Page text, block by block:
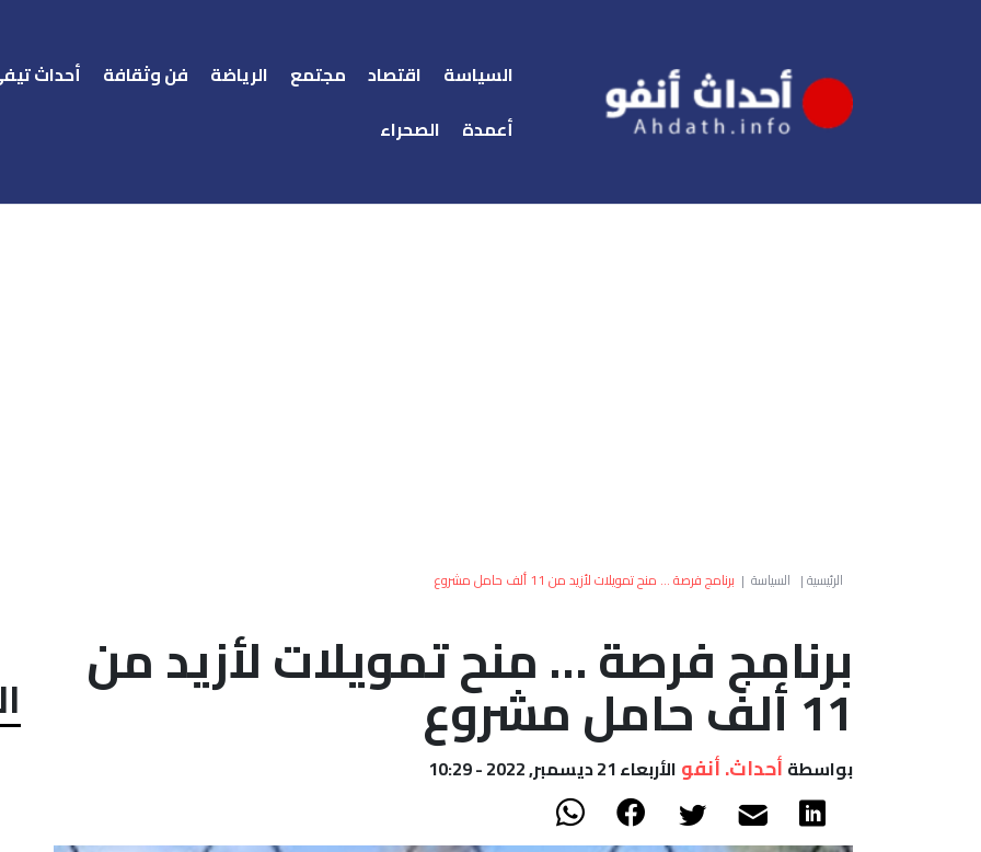
السياسة اقتصاد مجتمع الرياضة فن وثقافة أحداث
أعمدة
الصحراء
الرئيسية| السياسة | برنامج فرصة … منح تمويلات لأزيد من 11 ألف حامل مشروع
برنامج فرصة … منح تمويلات لأزيد من
11 ألف حامل مشروع
بواسطة أحداث. أنفو الأربعاء 21 ديسمبر, 2022 - 10:29